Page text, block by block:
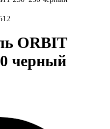
ORBIT
черный